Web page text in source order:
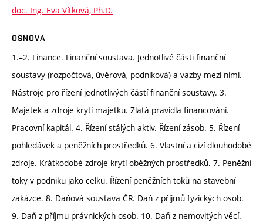
doc. Ing. Eva Vítková, Ph.D.
OSNOVA
1.–2. Finance. Finanční soustava. Jednotlivé části finanční
soustavy (rozpočtová, úvěrová, podniková) a vazby mezi nimi.
Nástroje pro řízení jednotlivých částí finanční soustavy. 3.
Majetek a zdroje krytí majetku. Zlatá pravidla financování.
Pracovní kapitál. 4. Řízení stálých aktiv. Řízení zásob. 5. Řízení
pohledávek a peněžních prostředků. 6. Vlastní a cizí dlouhodobé
zdroje. Krátkodobé zdroje krytí oběžných prostředků. 7. Peněžní
toky v podniku jako celku. Řízení peněžních toků na stavební
zakázce. 8. Daňová soustava ČR. Daň z příjmů fyzických osob.
9. Daň z příjmu právnických osob. 10. Daň z nemovitých věcí.